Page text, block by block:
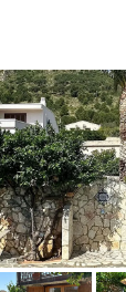
Villa Elena
located
other above the